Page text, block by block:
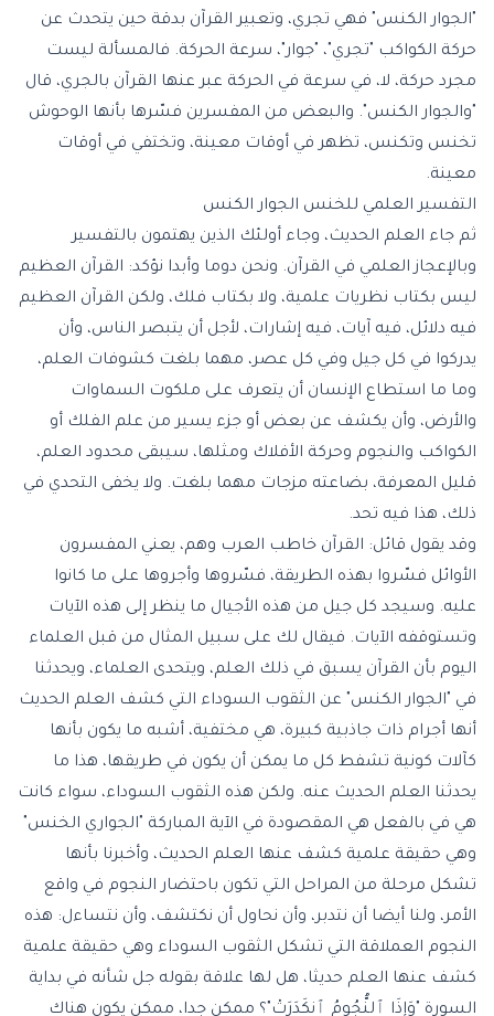
"الجوار الكنس" فهي تجري، وتعبير القرآن بدقة حين يتحدث عن
حركة الكواكب "تجري"، "جوار"، سرعة الحركة. فالمسألة ليست
مجرد حركة، لا، في سرعة في الحركة عبر عنها القرآن بالجري، قال
"والجوار الكنس". والبعض من المفسرين فسّرها بأنها الوحوش
تخنس وتكنس، تظهر في أوقات معينة، وتختفي في أوقات
معينة.
التفسير العلمي للخنس الجوار الكنس
ثم جاء العلم الحديث، وجاء أولئك الذين يهتمون بالتفسير
وبالإعجاز العلمي في القرآن. ونحن دوما وأبدا نؤكد: القرآن العظيم
ليس بكتاب نظريات علمية، ولا بكتاب فلك، ولكن القرآن العظيم
فيه دلائل، فيه آيات، فيه إشارات، لأجل أن يتبصر الناس، وأن
يدركوا في كل جيل وفي كل عصر، مهما بلغت كشوفات العلم،
وما ما استطاع الإنسان أن يتعرف على ملكوت السماوات
والأرض، وأن يكشف عن بعض أو جزء يسير من علم الفلك أو
الكواكب والنجوم وحركة الأفلاك ومثلها، سيبقى محدود العلم،
قليل المعرفة، بضاعته مزجات مهما بلغت. ولا يخفى التحدي في
ذلك، هذا فيه تحد.
وقد يقول قائل: القرآن خاطب العرب وهم، يعني المفسرون
الأوائل فسّروا بهذه الطريقة، فسّروها وأجروها على ما كانوا
عليه. وسيجد كل جيل من هذه الأجيال ما ينظر إلى هذه الآيات
وتستوقفه الآيات. فيقال لك على سبيل المثال من قبل العلماء
اليوم بأن القرآن يسبق في ذلك العلم، ويتحدى العلماء، ويحدثنا
في "الجوار الكنس" عن الثقوب السوداء التي كشف العلم الحديث
أنها أجرام ذات جاذبية كبيرة، هي مختفية، أشبه ما يكون بأنها
كآلات كونية تشفط كل ما يمكن أن يكون في طريقها، هذا ما
يحدثنا العلم الحديث عنه. ولكن هذه الثقوب السوداء، سواء كانت
هي في بالفعل هي المقصودة في الآية المباركة "الجواري الخنس"
وهي حقيقة علمية كشف عنها العلم الحديث، وأخبرنا بأنها
تشكل مرحلة من المراحل التي تكون باحتضار النجوم في واقع
الأمر، ولنا أيضا أن نتدبر، وأن نحاول أن نكتشف، وأن نتساءل: هذه
النجوم العملاقة التي تشكل الثقوب السوداء وهي حقيقة علمية
كشف عنها العلم حديثا، هل لها علاقة بقوله جل شأنه في بداية
السورة "وَإِذَا ٱلنُّجُومُ ٱنكَدَرَتْ"؟ ممكن جدا، ممكن يكون هناك